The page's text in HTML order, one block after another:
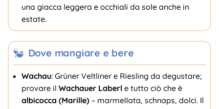
una giacca leggera e occhiali da sole anche in
estate.
Dove mangiare e bere
Wachau: Grüner Veltliner e Riesling da degustare;
provare il Wachauer Laberle tutto ciò che è
albicocca (Marille)– marmellata, schnaps, dolci. Il